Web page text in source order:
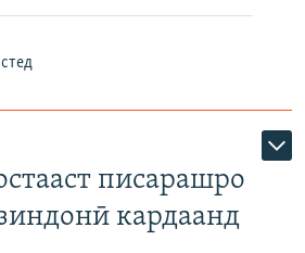
писарашро
кардаанд